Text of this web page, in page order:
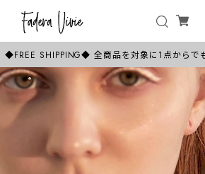
◆FREE SHIPPING◆ 全商品を対象に1点からで